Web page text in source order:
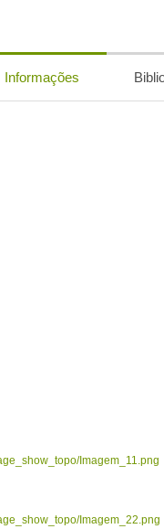
Informações
Imagem_11.png
Imagem_22.png